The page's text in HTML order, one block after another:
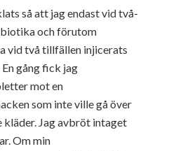
så att jag endast vid två-
och förutom
vid två tillfällen injicerats
gång fick jag
mot en
som inte ville gå över
kläder. Jag avbröt intaget
Om min